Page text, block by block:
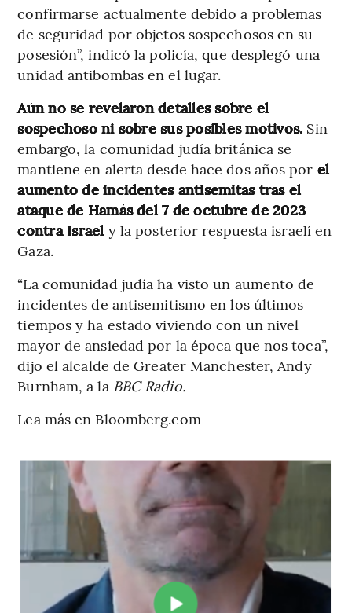
confirmarse actualmente debido a problemas
de seguridad por objetos sospechosos en su
posesión”, indicó la policía, que desplegó una
unidad antibombas en el lugar.
Aún no se revelaron detalles sobre el
sospechoso ni sobre sus posibles motivos. Sin
embargo, la comunidad judía británica se
mantiene en alerta desde hace dos años por el
aumento de incidentes antisemitas tras el
ataque de Hamás del 7 de octubre de 2023
contra Israel y la posterior respuesta israelí en
Gaza.
“La comunidad judía ha visto un aumento de
incidentes de antisemitismo en los últimos
tiempos y ha estado viviendo con un nivel
mayor de ansiedad por la época que nos toca”,
dijo el alcalde de Greater Manchester, Andy
Burnham, a la BBC Radio.
Lea más en Bloomberg.com